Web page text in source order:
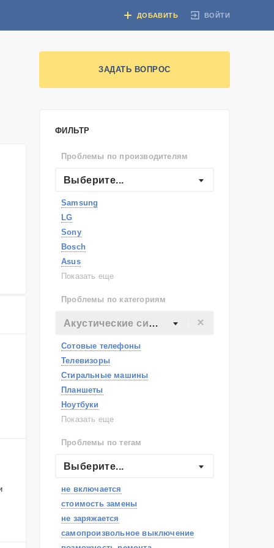
ВОЙТИ
ДОБАВИТЬ
ЗАДАТЬ ВОПРОС
ФИЛЬТР
Проблемы по производителям
Выберите...
Samsung
LG
Sony
Bosch
Asus
Lenovo
Apple
Indesit
Показать еще
Проблемы по категориям
Акустические системы
Сотовые телефоны
Телевизоры
Стиральные машины
Планшеты
Ноутбуки
Холодильники
Посудомоечные машины
Наушники
Показать еще
Проблемы по тегам
Выберите...
не включается
стоимость замены
не заряжается
самопроизвольное выключение